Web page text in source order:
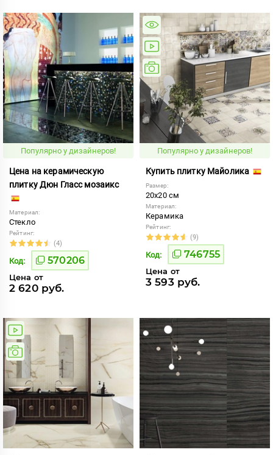
Популярно у дизайнеров!
Цена на керамическую
плитку Дюн Гласс мозаикс
Материал:
Стекло
Рейтинг:
(4)
Код: 570206
Цена от
2 620 руб.
Популярно у дизайнеров!
Купить плитку Майолика
Размер:
20x20 см
Материал:
Керамика
Рейтинг:
(9)
Код: 746755
Цена от
3 593 руб.